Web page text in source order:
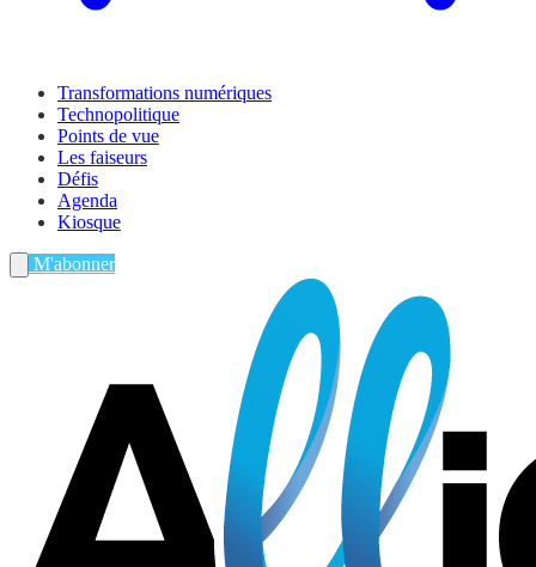
Transformations numériques
Technopolitique
Points de vue
Les faiseurs
Défis
Agenda
Kiosque
M'abonner